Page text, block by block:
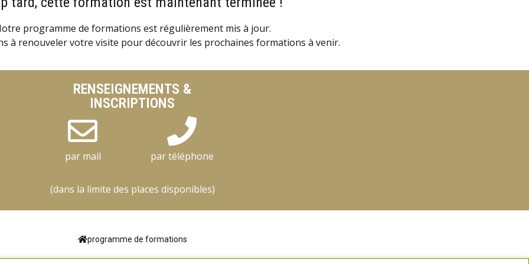
programme de formations est régulièrement mis à jour.
à renouveler votre visite pour découvrir les prochaines formations à venir.
RENSEIGNEMENTS &
INSCRIPTIONS
par mail par téléphone
(dans la limite des places disponibles)
programme de formations